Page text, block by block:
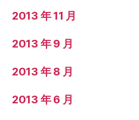
2013 年 11 月
2013 年 9 月
2013 年 8 月
2013 年 6 月